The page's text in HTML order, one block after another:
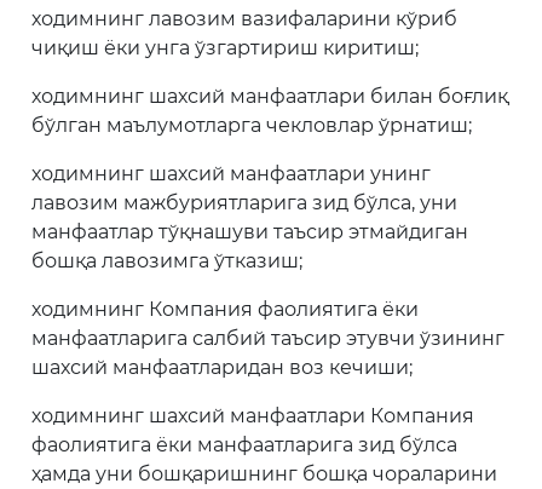
ходимнинг лавозим вазифаларини кўриб
чиқиш ёки унга ўзгартириш киритиш;
ходимнинг шахсий манфаатлари билан боғлиқ
бўлган маълумотларга чекловлар ўрнатиш;
ходимнинг шахсий манфаатлари унинг
лавозим мажбуриятларига зид бўлса, уни
манфаатлар тўқнашуви таъсир этмайдиган
бошқа лавозимга ўтказиш;
ходимнинг Компания фаолиятига ёки
манфаатларига салбий таъсир этувчи ўзининг
шахсий манфаатларидан воз кечиши;
ходимнинг шахсий манфаатлари Компания
фаолиятига ёки манфаатларига зид бўлса
ҳамда уни бошқаришнинг бошқа чораларини